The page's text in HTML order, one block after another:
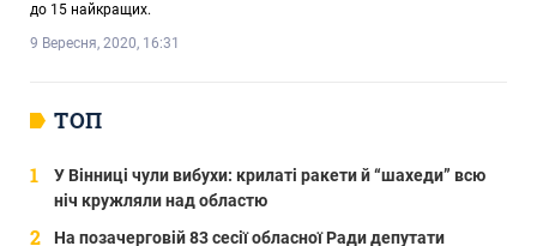
до 15 найкращих.
9 Вересня, 2020, 16:31
ТОП
У Вінниці чули вибухи: крилаті ракети й “шахеди” всю
ніч кружляли над областю
На позачерговій 83 сесії обласної Ради депутати